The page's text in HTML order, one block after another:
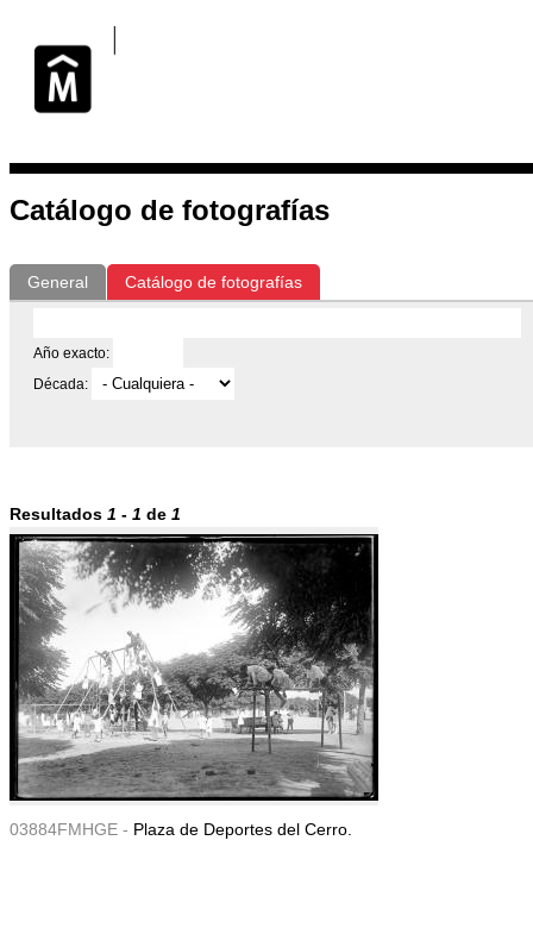
Catálogo de fotografías
General Catálogo de fotografías
Año exacto:
Década:
Resultados 1 - 1 de 1
03884FMHGE - Plaza de Deportes del Cerro.